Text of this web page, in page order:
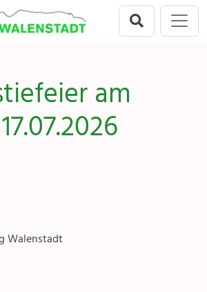
springen
am
Walenstadt
Walenstadt
& Sakramente
& Fotogalerien